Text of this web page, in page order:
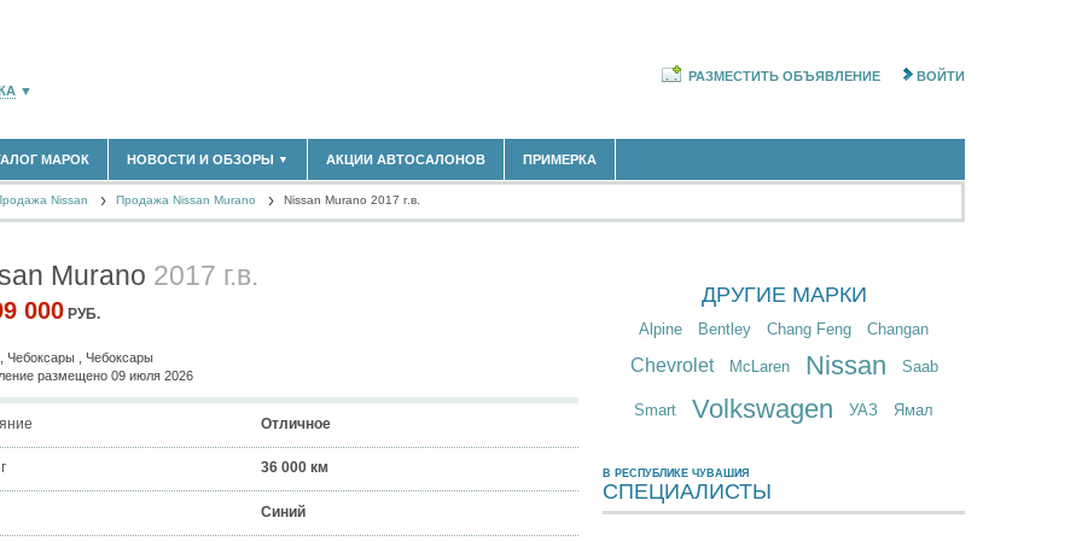
▼
(14298)
РАЗМЕСТИТЬ ОБЪЯВЛЕНИЕ ВОЙТИ
МАРОК НОВОСТИ И ОБЗОРЫ ▼
НОВОСТИ РЫНКА
МАТЕРИАЛЫ ПАРТНЕРОВ
АКЦИИ АВТОСАЛОНОВ ПРИМЕРКА
Nissan Продажа Nissan Murano Nissan Murano 2017 г.в.
Murano 2017 г.в.
000 РУБ.
Чебоксары , Чебоксары
размещено 09 июля 2026
Отличное
36 000 км
Синий
ДРУГИЕ МАРКИ
Alpine Bentley Chang Feng Changan
Chevrolet McLaren Nissan Saab
Smart Volkswagen УАЗ Ямал
В РЕСПУБЛИКЕ ЧУВАШИЯ
СПЕЦИАЛИСТЫ